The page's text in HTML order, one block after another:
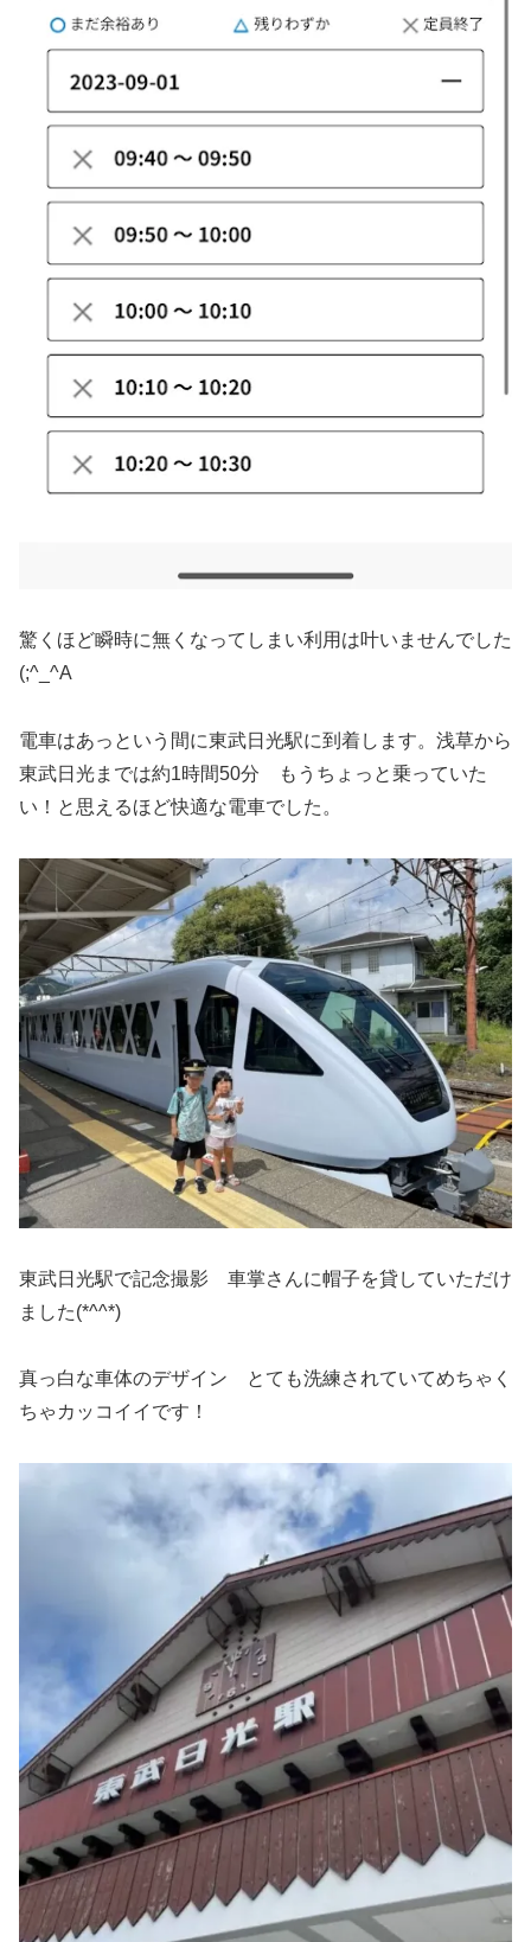
驚くほど瞬時に無くなってしまい利用は叶いませんでした
(;^_^A
電車はあっという間に東武日光駅に到着します。浅草から
東武日光までは約1時間50分 もうちょっと乗っていた
い！と思えるほど快適な電車でした。
東武日光駅で記念撮影 車掌さんに帽子を貸していただけ
ました(*^^*)
真っ白な車体のデザイン とても洗練されていてめちゃく
ちゃカッコイイです！